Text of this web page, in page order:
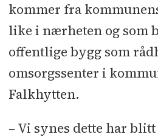
kommer fra
like i nærheten og som
offentlige bygg som
omsorgssenter i
Falkhytten.
– Vi synes dette har